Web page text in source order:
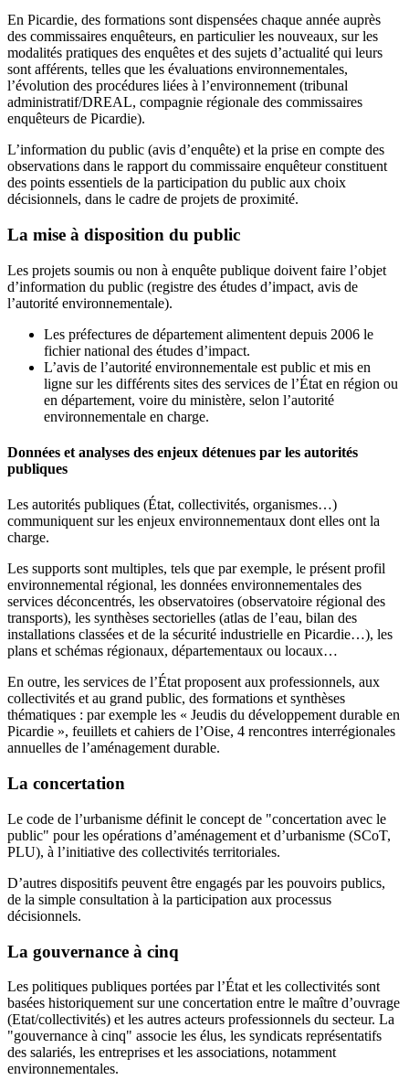
En Picardie, des formations sont dispensées chaque année auprès
des commissaires enquêteurs, en particulier les nouveaux, sur les
modalités pratiques des enquêtes et des sujets d’actualité qui leurs
sont afférents, telles que les évaluations environnementales,
l’évolution des procédures liées à l’environnement (tribunal
administratif/DREAL, compagnie régionale des commissaires
enquêteurs de Picardie).
L’information du public (avis d’enquête) et la prise en compte des
observations dans le rapport du commissaire enquêteur constituent
des points essentiels de la participation du public aux choix
décisionnels, dans le cadre de projets de proximité.
La mise à disposition du public
Les projets soumis ou non à enquête publique doivent faire l’objet
d’information du public (registre des études d’impact, avis de
l’autorité environnementale).
Les préfectures de département alimentent depuis 2006 le
fichier national des études d’impact.
L’avis de l’autorité environnementale est public et mis en
ligne sur les différents sites des services de l’État en région ou
en département, voire du ministère, selon l’autorité
environnementale en charge.
Données et analyses des enjeux détenues par les autorités
publiques
Les autorités publiques (État, collectivités, organismes…)
communiquent sur les enjeux environnementaux dont elles ont la
charge.
Les supports sont multiples, tels que par exemple, le présent profil
environnemental régional, les données environnementales des
services déconcentrés, les observatoires (observatoire régional des
transports), les synthèses sectorielles (atlas de l’eau, bilan des
installations classées et de la sécurité industrielle en Picardie…), les
plans et schémas régionaux, départementaux ou locaux…
En outre, les services de l’État proposent aux professionnels, aux
collectivités et au grand public, des formations et synthèses
thématiques : par exemple les « Jeudis du développement durable en
Picardie », feuillets et cahiers de l’Oise, 4 rencontres interrégionales
annuelles de l’aménagement durable.
La concertation
Le code de l’urbanisme définit le concept de "concertation avec le
public" pour les opérations d’aménagement et d’urbanisme (SCoT,
PLU), à l’initiative des collectivités territoriales.
D’autres dispositifs peuvent être engagés par les pouvoirs publics,
de la simple consultation à la participation aux processus
décisionnels.
La gouvernance à cinq
Les politiques publiques portées par l’État et les collectivités sont
basées historiquement sur une concertation entre le maître d’ouvrage
(Etat/collectivités) et les autres acteurs professionnels du secteur. La
"gouvernance à cinq" associe les élus, les syndicats représentatifs
des salariés, les entreprises et les associations, notamment
environnementales.